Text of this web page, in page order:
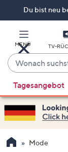
Du bist neu
MENÜ TV-
Wonach
suchst
du
heute?
Vorschläge
verfügbar
sind,
verwenden
Sie
Tagesangebot
Mode